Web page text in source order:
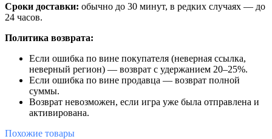
Сроки доставки: обычно до 30 минут, в редких случаях — до
24 часов.
Политика возврата:
Если ошибка по вине покупателя (неверная ссылка,
неверный регион) — возврат с удержанием 20–25%.
Если ошибка по вине продавца — возврат полной
суммы.
Возврат невозможен, если игра уже была отправлена и
активирована.
Похожие товары